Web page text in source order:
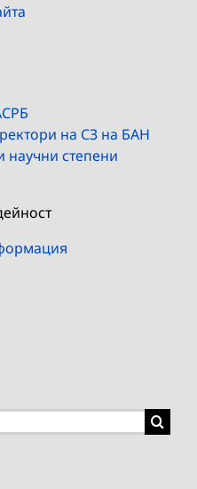
на СЗ на БАН
степени